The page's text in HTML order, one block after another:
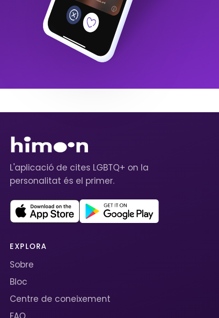
L'aplicació de cites LGBTQ+ on la
personalitat és el primer.
EXPLORA
Sobre
Bloc
Centre de coneixement